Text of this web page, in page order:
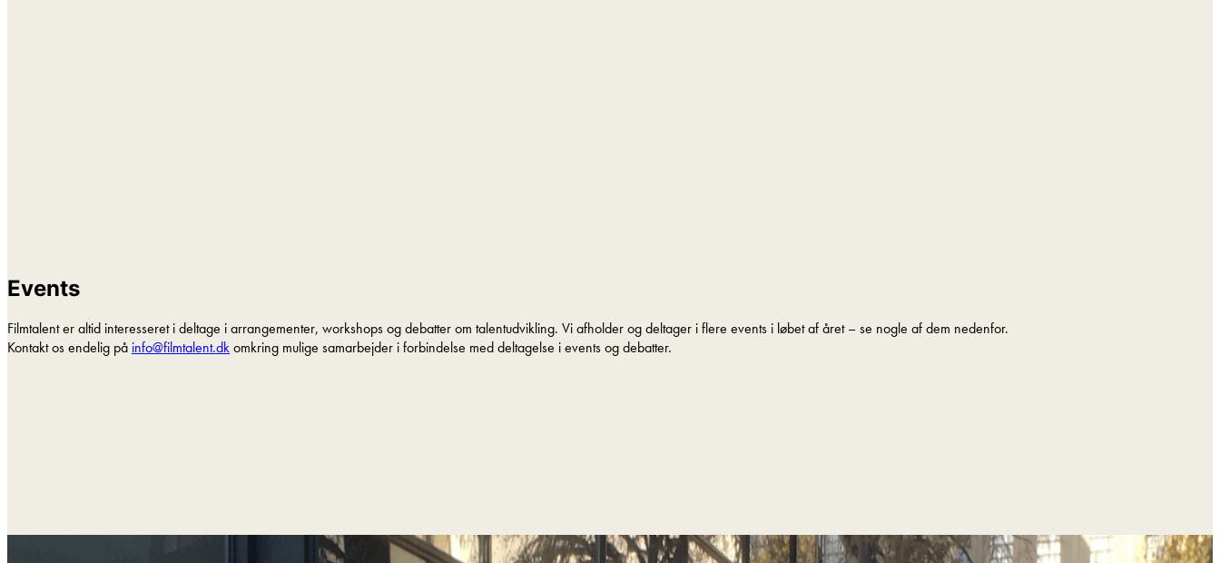
Events
Filmtalent er altid interesseret i deltage i arrangementer, workshops og debatter om talentudvikling. Vi afholder og deltager i flere events i løbet af året – se nogle af dem nedenfor.
Kontakt os endelig på info@filmtalent.dkomkring mulige samarbejder i forbindelse med deltagelse i events og debatter.